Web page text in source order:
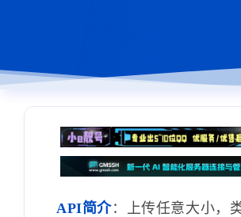
API简介：上传任意大小，